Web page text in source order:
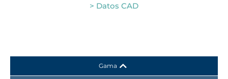
> Datos CAD
Gama